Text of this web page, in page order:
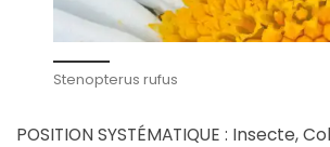
Stenopterus rufus
POSITION SYSTÉMATIQUE : Insecte,